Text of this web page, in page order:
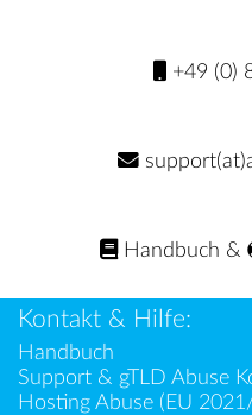
+49 (0)
Handbuch &
Kontakt & Hilfe:
Handbuch
Support & gTLD Abuse
Hosting Abuse (EU